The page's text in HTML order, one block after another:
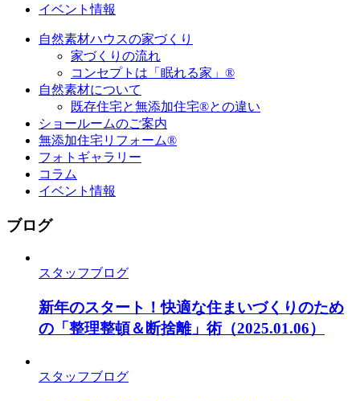
イベント情報
自然素材ハウスの家づくり
家づくりの流れ
コンセプトは「眠れる家」®
自然素材について
既存住宅と無添加住宅®との違い
ショールームのご案内
無添加住宅リフォーム®
フォトギャラリー
コラム
イベント情報
ブログ
スタッフブログ
新年のスタート！快適な住まいづくりのため
の「整理整頓＆断捨離」術（2025.01.06）
スタッフブログ